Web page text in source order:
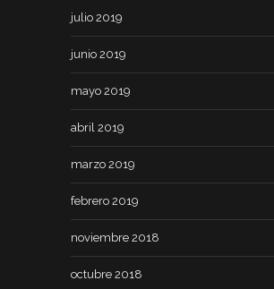
julio 2019
junio 2019
mayo 2019
abril 2019
marzo 2019
febrero 2019
noviembre 2018
octubre 2018